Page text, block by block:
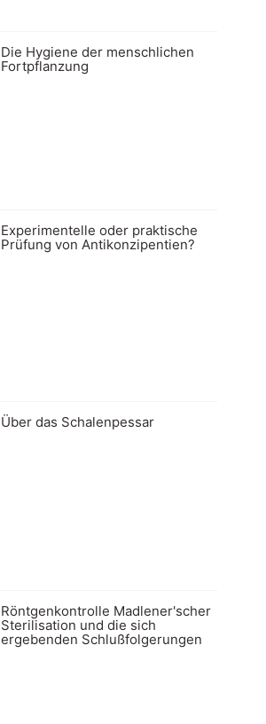
Die Hygiene der menschlichen
Fortpflanzung
Experimentelle oder praktische
Prüfung von Antikonzipentien?
Über das Schalenpessar
Röntgenkontrolle Madlener'scher
Sterilisation und die sich
ergebenden Schlußfolgerungen